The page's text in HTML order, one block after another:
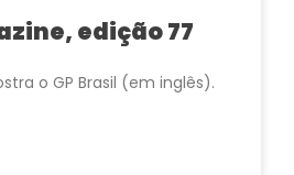
edição 77
o GP Brasil (em inglês).